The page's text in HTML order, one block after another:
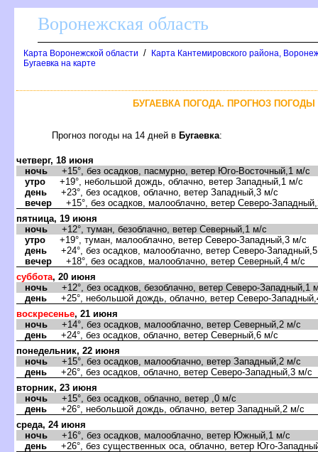
оронежская область
Карта Воронежской области /
Карта Кантемировского района,
Бугаевка на карте
БУГАЕВКА ПОГОДА. ПРОГНОЗ ПОГОДЫ
Прогноз погоды на 14 дней Бугаевка:
четверг, 18 июня
ночь +15°, без осадков, пасмурно, ветер Юго-Восточный,1 м/с
утро +19°, небольшой дождь, облачно, ветер Западный,1 м/с
день +23°, без осадков, облачно, ветер Западный,3 м/с
ечер +15°, без осадков, малооблачно, ветер Северо-
пятница, 19 июня
ночь +12°, туман, безоблачно, ветер Северный,1 м/с
утро +19°, туман, малооблачно, ветер Северо-Западный,3 м/с
день +24°, без осадков, малооблачно, ветер Северо-
ечер +18°, без осадков, малооблачно, ветер Северный,4 м/с
суббота, 20 июня
ночь +12°, без осадков, безоблачно, ветер Северо-Западный,1
день +25°, небольшой дождь, облачно, ветер Северо-
оскресенье, 21 июня
ночь +14°, без осадков, малооблачно, ветер Северный,2 м/с
день +24°, без осадков, облачно, ветер Северный,6 м/с
понедельник, 22 июня
ночь +15°, без осадков, малооблачно, ветер Западный,2 м/с
день +26°, без осадков, облачно, ветер Северо-Западный,3 м/с
торник, 23 июня
ночь +15°, без осадков, облачно, ветер ,0 м/с
день +26°, небольшой дождь, облачно, ветер Западный,2 м/с
среда, 24 июня
ночь +16°, без осадков, малооблачно, ветер Южный,1 м/с
день +26°, без существенных оса, облачно, ветер Юго-